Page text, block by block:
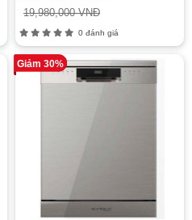
19,980,000 VNĐ
0 đánh giá
Giảm 30%